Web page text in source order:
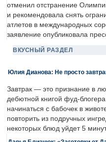
отменил отстранение
и рекомендовала снять
атлетов в международных
заявление опубликовала
ВКУСНЫЙ РАЗДЕЛ
Юлия Дианова: Не просто
Завтрак — это признание в
дебютной книгой фуд-
начинаться с бабочек в
повторить из подручных
некоторых блюд уйдет 5